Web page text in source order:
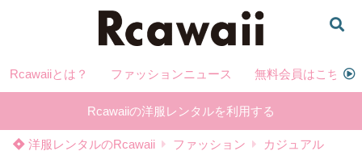
Rcawaiiとは？ ファッションニュース 無料会員はこちら
Rcawaiiの洋服レンタルを利用する
洋服レンタルのRcawaii ファッション カジュアル